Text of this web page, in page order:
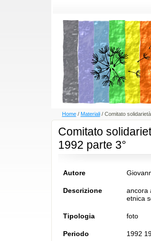
Home / Materiali / Comitato
Comitato
1992 parte 3°
Autore
Descrizione
ancora
etnica
Tipologia foto
Periodo 1992